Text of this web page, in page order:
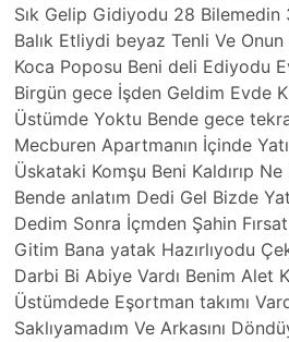
Sık Gelip Gidiyodu 28 Bilemedin
Balık Etliydi beyaz Tenli Ve
Koca Poposu Beni deli Ediyodu
Birgün gece İşden Geldim Evde
Üstümde Yoktu Bende gece
Mecburen Apartmanın İçinde
Üskataki Komşu Beni Kaldırıp
Bende anlatım Dedi Gel Bizde
Dedim Sonra İçmden Şahin
Gitim Bana yatak Hazırlıyodu
Darbi Bi Abiye Vardı Benim Alet
Üstümdede Eşortman takımı
Saklıyamadım Ve Arkasını